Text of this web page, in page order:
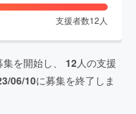
支援者数12 人
集を開始し、 12人の支援
06/10に募集を終了しま